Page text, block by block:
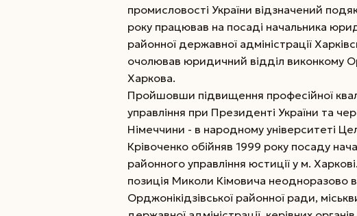
промисловості України відзначений
року працював на посаді начальника
районної державної адміністрації
очолював юридичний відділ виконкому
Харкова.
Пройшовши підвищення професійної
управління при Президенті України та
Німеччини - в народному університеті
Крівоченко обійняв 1999 року посаду
районного управління юстиції у м.
позиція Миколи Кімовича неодноразово
Орджонікідзівської районної ради,